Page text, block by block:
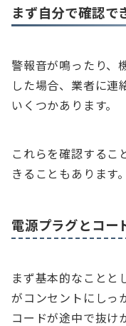
まず自分で確認で
警報音が鳴ったり、
した場合、業者に連
いくつかあります。
これらを確認するこ
きることもあります。
電源プラグとコー
まず基本的なことと
がコンセントにしっ
コードが途中で抜け